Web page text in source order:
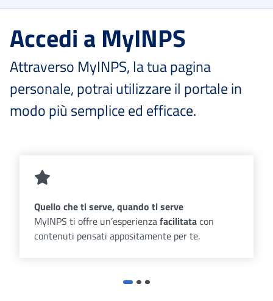
Accedi a MyINPS
Attraverso MyINPS, la tua pagina
personale, potrai utilizzare il portale in
modo più semplice ed efficace.
Quello che ti serve, quando ti serve
MyINPS ti offre un’esperienzafacilitatacon
contenuti pensati appositamente per te.